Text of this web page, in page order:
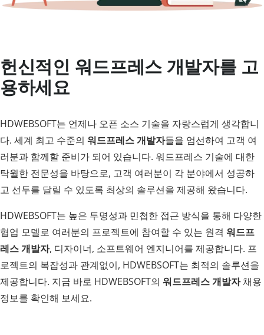
헌신적인 워드프레스 개발자를 고
용하세요
HDWEBSOFT는 언제나 오픈 소스 기술을 자랑스럽게 생각합니
다. 세계 최고 수준의 워드프레스 개발자들을 엄선하여 고객 여
러분과 함께할 준비가 되어 있습니다. 워드프레스 기술에 대한
탁월한 전문성을 바탕으로, 고객 여러분이 각 분야에서 성공하
고 선두를 달릴 수 있도록 최상의 솔루션을 제공해 왔습니다.
HDWEBSOFT는 높은 투명성과 민첩한 접근 방식을 통해 다양한
협업 모델로 여러분의 프로젝트에 참여할 수 있는 원격 워드프
레스 개발자, 디자이너, 소프트웨어 엔지니어를 제공합니다. 프
로젝트의 복잡성과 관계없이, HDWEBSOFT는 최적의 솔루션을
제공합니다. 지금 바로 HDWEBSOFT의 워드프레스 개발자채용
정보를 확인해 보세요.